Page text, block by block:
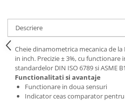
Descriere
Cheie dinamometrica mecanica de
in inch. Precizie ± 3%, cu functionare
standardelor DIN ISO 6789 si ASME
Functionalitati si avantaje
Functionare in doua sensuri
Indicator ceas comparator